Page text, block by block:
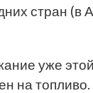
стран (в
уже
на топливо.